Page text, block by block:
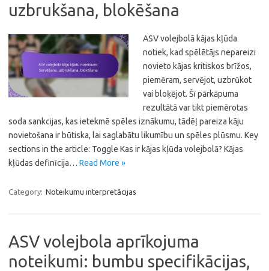
uzbrukšana, blokēšana
ASV volejbolā kājas kļūda
notiek, kad spēlētājs nepareizi
novieto kājas kritiskos brīžos,
piemēram, servējot, uzbrūkot
vai bloķējot. Šī pārkāpuma
rezultātā var tikt piemērotas
soda sankcijas, kas ietekmē spēles iznākumu, tādēļ pareiza kāju
novietošana ir būtiska, lai saglabātu likumību un spēles plūsmu. Key
sections in the article: Toggle Kas ir kājas kļūda volejbolā? Kājas
kļūdas definīcija… Read More »
Category: Noteikumu interpretācijas
ASV volejbola aprīkojuma
noteikumi: bumbu specifikācijas,